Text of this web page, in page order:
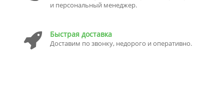
и персональный менеджер.
Быстрая доставка
Доставим по звонку, недорого и оперативно.